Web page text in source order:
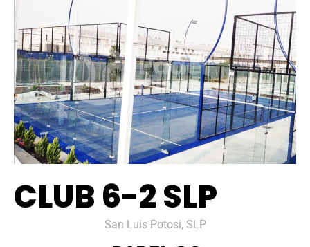
CLUB 6-2 SLP
San Luis Potosi, SLP